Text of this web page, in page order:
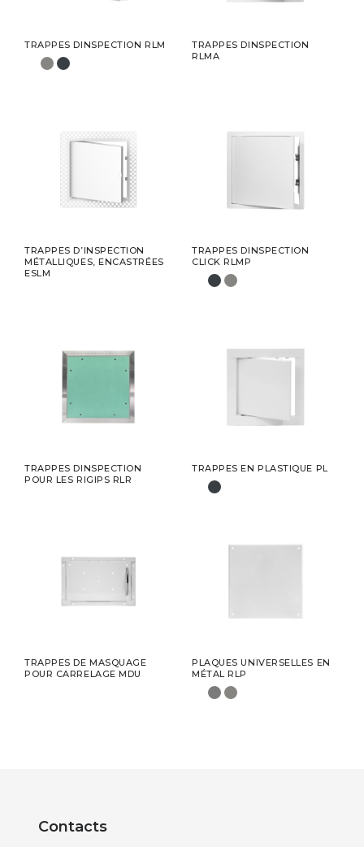
TRAPPES DINSPECTION RLM
TRAPPES DINSPECTION
RLMA
TRAPPES D’INSPECTION
MÉTALLIQUES, ENCASTRÉES
ESLM
TRAPPES DINSPECTION
CLICK RLMP
TRAPPES DINSPECTION
POUR LES RIGIPS RLR
TRAPPES EN PLASTIQUE PL
TRAPPES DE MASQUAGE
POUR CARRELAGE MDU
PLAQUES UNIVERSELLES EN
MÉTAL RLP
Contacts